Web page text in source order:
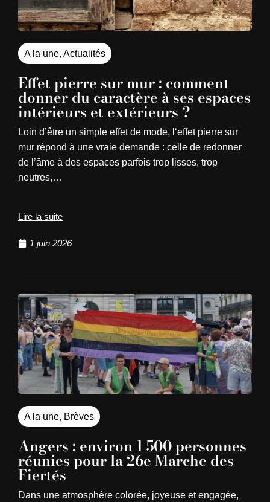
A la une, Actualités
Effet pierre sur mur : comment
donner du caractère à ses espaces
intérieurs et extérieurs ?
Loin d’être un simple effet de mode, l‘effet pierre sur
mur répond à une vraie demande : celle de redonner
de l’âme à des espaces parfois trop lisses, trop
neutres,…
Lire la suite
1 juin 2026
A la une, Brèves
Angers : environ 1 500 personnes
réunies pour la 26e Marche des
Fiertés
Dans une atmosphère colorée, joyeuse et engagée,